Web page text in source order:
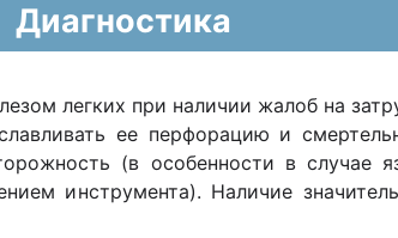
Диагностика
легких при наличии жалоб на
ее перфорацию и
(в особенности в случае
инструмента). Наличие